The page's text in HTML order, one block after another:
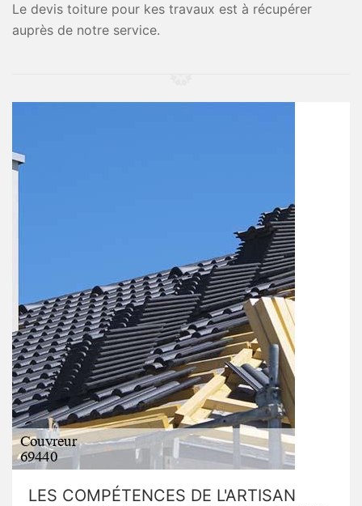
Le devis toiture pour kes travaux est à récupérer
auprès de notre service.
LES COMPÉTENCES DE L'ARTISAN